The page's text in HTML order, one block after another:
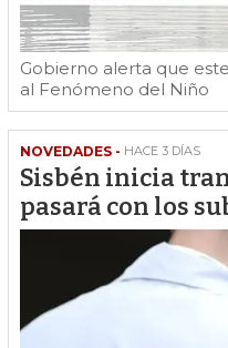
Gobierno alerta que
al Fenómeno del Niño
NOVEDADES - HACE 3 DÍAS
Sisbén inicia
pasará con los